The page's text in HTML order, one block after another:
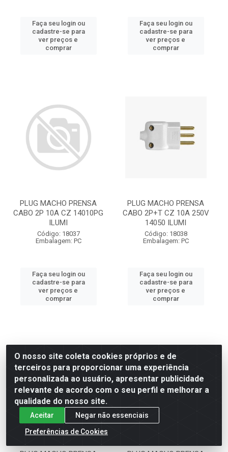
Faça seu login ou
cadastre-se para
ver preços e
comprar
Faça seu login ou
cadastre-se para
ver preços e
comprar
PLUG MACHO PRENSA
CABO 2P 10A CZ 14010PG
ILUMI
Código: 18037
Embalagem: PC
Faça seu login ou
cadastre-se para
ver preços e
comprar
PLUG MACHO PRENSA
CABO 2P+T CZ 10A 250V
14050 ILUMI
Código: 18038
Embalagem: PC
Faça seu login ou
cadastre-se para
ver preços e
comprar
O nosso site coleta cookies próprios e de
terceiros para proporcionar uma experiência
personalizada ao usuário, apresentar publicidade
relevante de acordo com o seu perfil e melhorar a
qualidade do nosso site.
Aceitar
Negar não essenciais
Preferências de Cookies